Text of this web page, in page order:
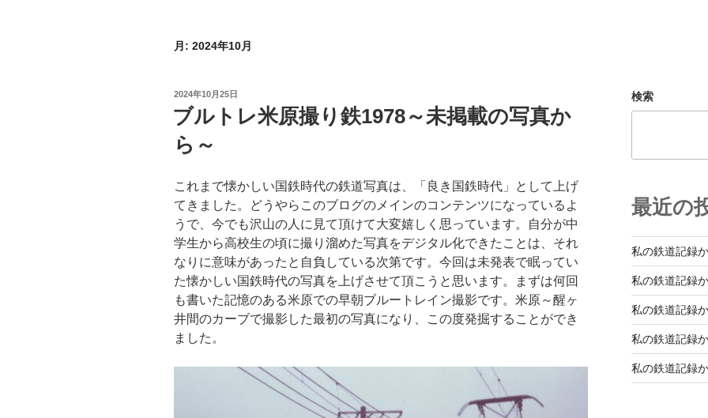
月: 2024年10月
投
日:
2024年10月25日
ブルトレ米原撮り鉄1978～未掲載の写真か
ら～
これまで懐かしい国鉄時代の鉄道写真は、「良き国鉄時代」として上げ
てきました。どうやらこのブログのメインのコンテンツになっているよ
うで、今でも沢山の人に見て頂けて大変嬉しく思っています。自分が中
学生から高校生の頃に撮り溜めた写真をデジタル化できたことは、それ
なりに意味があったと自負している次第です。今回は未発表で眠ってい
た懐かしい国鉄時代の写真を上げさせて頂こうと思います。まずは何回
も書いた記憶のある米原での早朝ブルートレイン撮影です。米原～醒ヶ
井間のカーブで撮影した最初の写真になり、この度発掘することができ
ました。
検索
最近の
私の鉄道記録
私の鉄道記録
私の鉄道記録
私の鉄道記録
私の鉄道記録